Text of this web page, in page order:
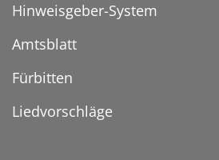
Hinweisgeber-System
Amtsblatt
Fürbitten
Liedvorschläge